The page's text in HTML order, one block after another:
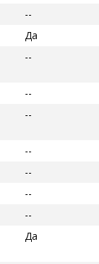
--
Да
--
--
--
--
--
--
--
Да